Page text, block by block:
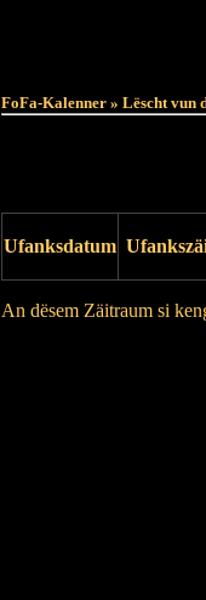
FoFa-Kalenner » Lëscht vun
Ufanksdatum
An dësem Zäitraum si